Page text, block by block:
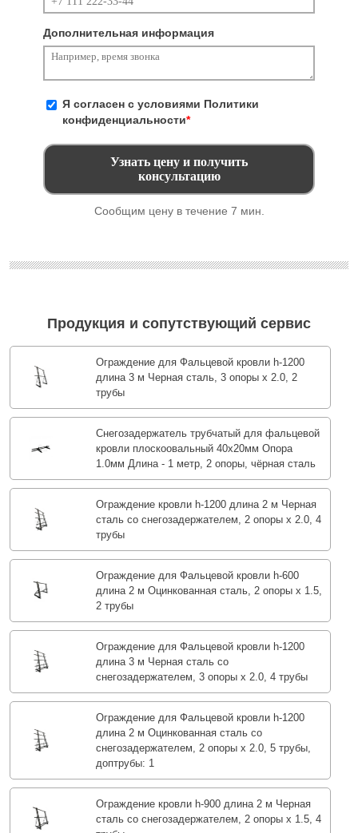
Дополнительная информация
Я согласен с условиями Политики
конфиденциальности*
Сообщим цену в течение 7 мин.
Продукция и сопутствующий сервис
Ограждение для Фальцевой кровли h-1200
длина 3 м Черная сталь, 3 опоры х 2.0, 2
трубы
Снегозадержатель трубчатый для фальцевой
кровли плоскоовальный 40х20мм Опора
1.0мм Длина - 1 метр, 2 опоры, чёрная сталь
Ограждение кровли h-1200 длина 2 м Черная
сталь со снегозадержателем, 2 опоры х 2.0, 4
трубы
Ограждение для Фальцевой кровли h-600
длина 2 м Оцинкованная сталь, 2 опоры х 1.5,
2 трубы
Ограждение для Фальцевой кровли h-1200
длина 3 м Черная сталь со
снегозадержателем, 3 опоры х 2.0, 4 трубы
Ограждение для Фальцевой кровли h-1200
длина 2 м Оцинкованная сталь со
снегозадержателем, 2 опоры х 2.0, 5 трубы,
доптрубы: 1
Ограждение кровли h-900 длина 2 м Черная
сталь со снегозадержателем, 2 опоры х 1.5, 4